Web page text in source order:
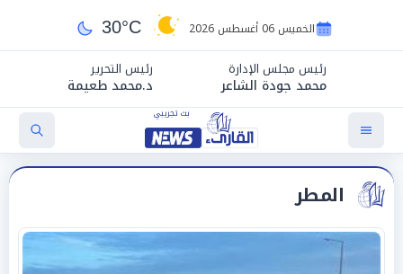
الخميس 06 أغسطس 2026 30°C
رئيس مجلس الإدارة
محمد جودة الشاعر
رئيس التحرير
د.محمد طعيمة
المطر